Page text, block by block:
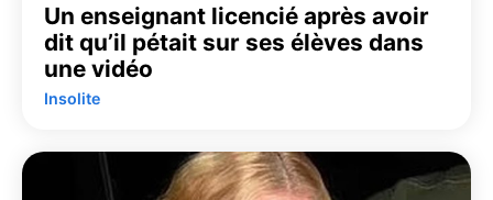
Un enseignant licencié après avoir
dit qu’il pétait sur ses élèves dans
une vidéo
Insolite